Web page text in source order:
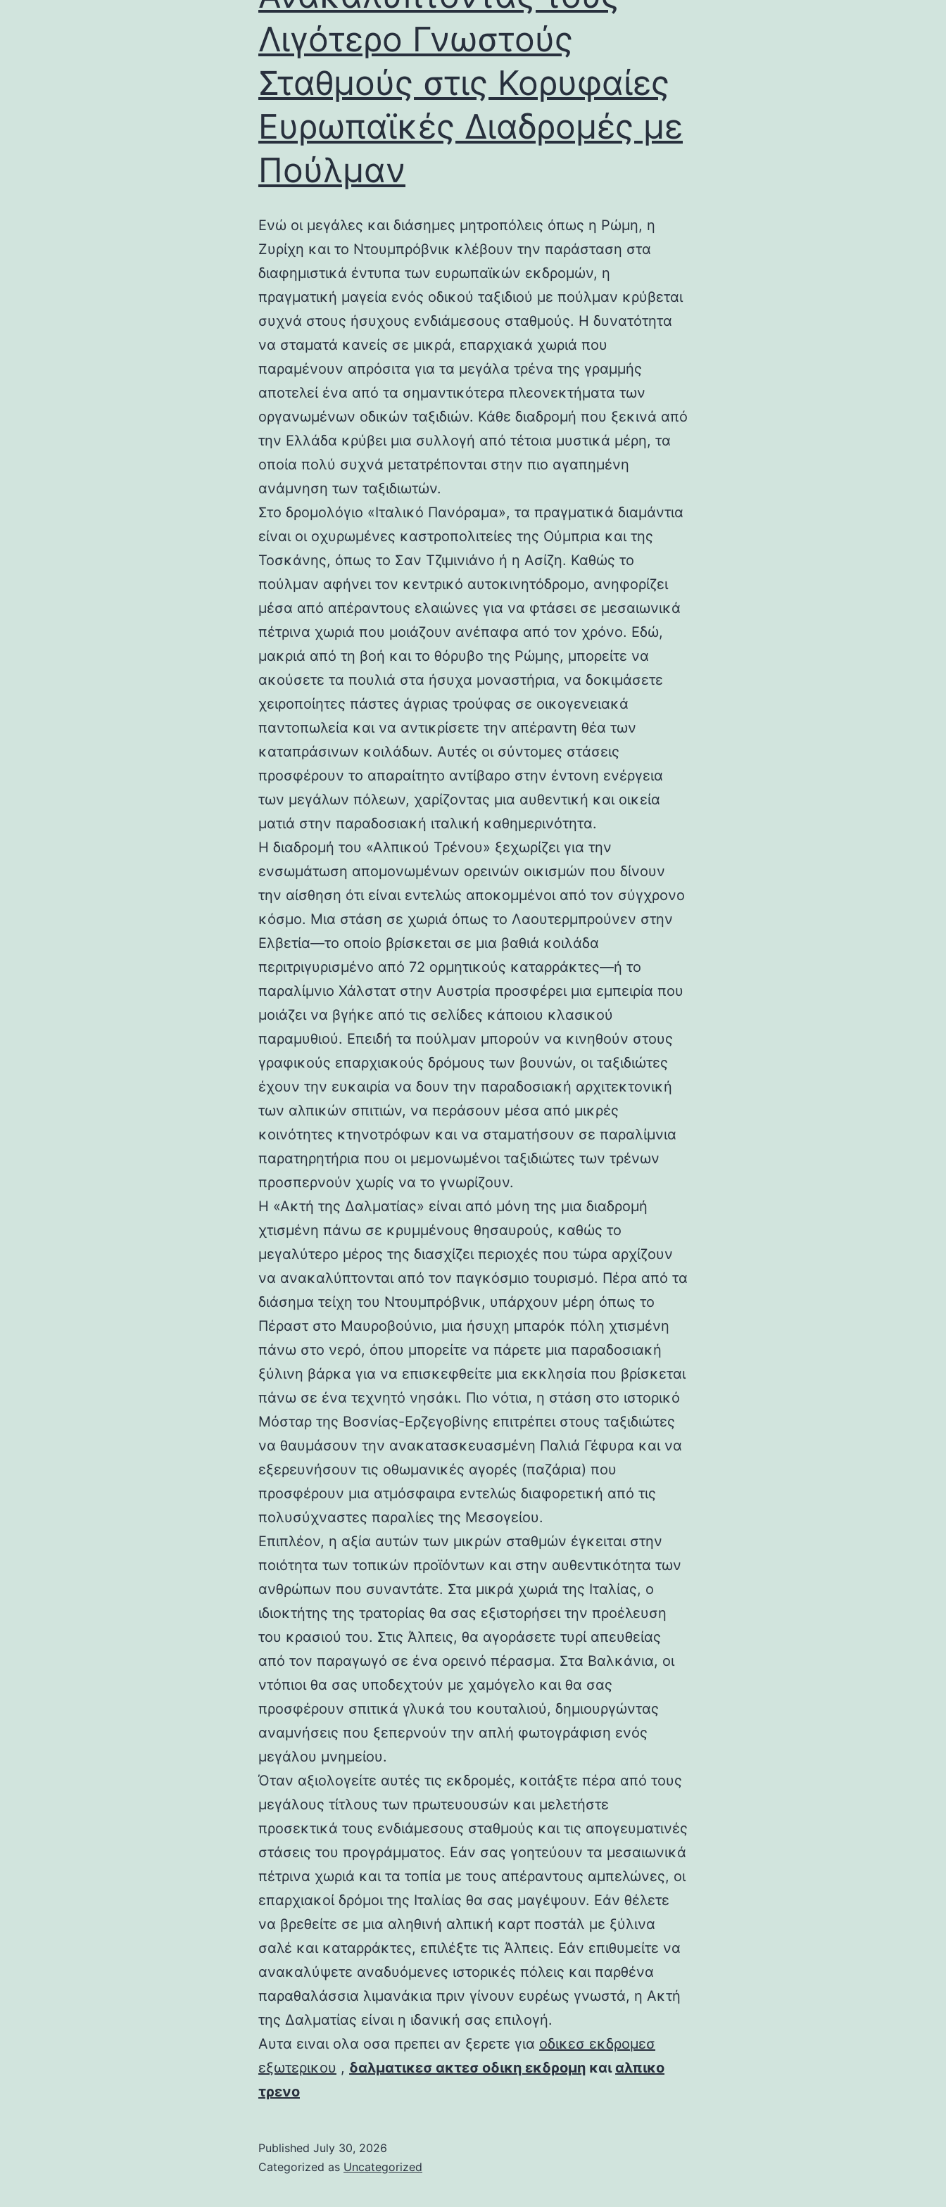
Λιγότερο Γνωστούς
Σταθμούς στις Κορυφαίες
Ευρωπαϊκές Διαδρομές με
Πούλμαν
Ενώ οι μεγάλες και διάσημες μητροπόλεις όπως η Ρώμη, η
Ζυρίχη και το Ντουμπρόβνικ κλέβουν την παράσταση στα
διαφημιστικά έντυπα των ευρωπαϊκών εκδρομών, η
πραγματική μαγεία ενός οδικού ταξιδιού με πούλμαν κρύβεται
συχνά στους ήσυχους ενδιάμεσους σταθμούς. Η δυνατότητα
να σταματά κανείς σε μικρά, επαρχιακά χωριά που
παραμένουν απρόσιτα για τα μεγάλα τρένα της γραμμής
αποτελεί ένα από τα σημαντικότερα πλεονεκτήματα των
οργανωμένων οδικών ταξιδιών. Κάθε διαδρομή που ξεκινά από
την Ελλάδα κρύβει μια συλλογή από τέτοια μυστικά μέρη, τα
οποία πολύ συχνά μετατρέπονται στην πιο αγαπημένη
ανάμνηση των ταξιδιωτών.
Στο δρομολόγιο «Ιταλικό Πανόραμα», τα πραγματικά διαμάντια
είναι οι οχυρωμένες καστροπολιτείες της Ούμπρια και της
Τοσκάνης, όπως το Σαν Τζιμινιάνο ή η Ασίζη. Καθώς το
πούλμαν αφήνει τον κεντρικό αυτοκινητόδρομο, ανηφορίζει
μέσα από απέραντους ελαιώνες για να φτάσει σε μεσαιωνικά
πέτρινα χωριά που μοιάζουν ανέπαφα από τον χρόνο. Εδώ,
μακριά από τη βοή και το θόρυβο της Ρώμης, μπορείτε να
ακούσετε τα πουλιά στα ήσυχα μοναστήρια, να δοκιμάσετε
χειροποίητες πάστες άγριας τρούφας σε οικογενειακά
παντοπωλεία και να αντικρίσετε την απέραντη θέα των
καταπράσινων κοιλάδων. Αυτές οι σύντομες στάσεις
προσφέρουν το απαραίτητο αντίβαρο στην έντονη ενέργεια
των μεγάλων πόλεων, χαρίζοντας μια αυθεντική και οικεία
ματιά στην παραδοσιακή ιταλική καθημερινότητα.
Η διαδρομή του «Αλπικού Τρένου» ξεχωρίζει για την
ενσωμάτωση απομονωμένων ορεινών οικισμών που δίνουν
την αίσθηση ότι είναι εντελώς αποκομμένοι από τον σύγχρονο
κόσμο. Μια στάση σε χωριά όπως το Λαουτερμπρούνεν στην
Ελβετία—το οποίο βρίσκεται σε μια βαθιά κοιλάδα
περιτριγυρισμένο από 72 ορμητικούς καταρράκτες—ή το
παραλίμνιο Χάλστατ στην Αυστρία προσφέρει μια εμπειρία που
μοιάζει να βγήκε από τις σελίδες κάποιου κλασικού
παραμυθιού. Επειδή τα πούλμαν μπορούν να κινηθούν στους
γραφικούς επαρχιακούς δρόμους των βουνών, οι ταξιδιώτες
έχουν την ευκαιρία να δουν την παραδοσιακή αρχιτεκτονική
των αλπικών σπιτιών, να περάσουν μέσα από μικρές
κοινότητες κτηνοτρόφων και να σταματήσουν σε παραλίμνια
παρατηρητήρια που οι μεμονωμένοι ταξιδιώτες των τρένων
προσπερνούν χωρίς να το γνωρίζουν.
Η «Ακτή της Δαλματίας» είναι από μόνη της μια διαδρομή
χτισμένη πάνω σε κρυμμένους θησαυρούς, καθώς το
μεγαλύτερο μέρος της διασχίζει περιοχές που τώρα αρχίζουν
να ανακαλύπτονται από τον παγκόσμιο τουρισμό. Πέρα από τα
διάσημα τείχη του Ντουμπρόβνικ, υπάρχουν μέρη όπως το
Πέραστ στο Μαυροβούνιο, μια ήσυχη μπαρόκ πόλη χτισμένη
πάνω στο νερό, όπου μπορείτε να πάρετε μια παραδοσιακή
ξύλινη βάρκα για να επισκεφθείτε μια εκκλησία που βρίσκεται
πάνω σε ένα τεχνητό νησάκι. Πιο νότια, η στάση στο ιστορικό
Μόσταρ της Βοσνίας-Ερζεγοβίνης επιτρέπει στους ταξιδιώτες
να θαυμάσουν την ανακατασκευασμένη Παλιά Γέφυρα και να
εξερευνήσουν τις οθωμανικές αγορές (παζάρια) που
προσφέρουν μια ατμόσφαιρα εντελώς διαφορετική από τις
πολυσύχναστες παραλίες της Μεσογείου.
Επιπλέον, η αξία αυτών των μικρών σταθμών έγκειται στην
ποιότητα των τοπικών προϊόντων και στην αυθεντικότητα των
ανθρώπων που συναντάτε. Στα μικρά χωριά της Ιταλίας, ο
ιδιοκτήτης της τρατορίας θα σας εξιστορήσει την προέλευση
του κρασιού του. Στις Άλπεις, θα αγοράσετε τυρί απευθείας
από τον παραγωγό σε ένα ορεινό πέρασμα. Στα Βαλκάνια, οι
ντόπιοι θα σας υποδεχτούν με χαμόγελο και θα σας
προσφέρουν σπιτικά γλυκά του κουταλιού, δημιουργώντας
αναμνήσεις που ξεπερνούν την απλή φωτογράφιση ενός
μεγάλου μνημείου.
Όταν αξιολογείτε αυτές τις εκδρομές, κοιτάξτε πέρα από τους
μεγάλους τίτλους των πρωτευουσών και μελετήστε
προσεκτικά τους ενδιάμεσους σταθμούς και τις απογευματινές
στάσεις του προγράμματος. Εάν σας γοητεύουν τα μεσαιωνικά
πέτρινα χωριά και τα τοπία με τους απέραντους αμπελώνες, οι
επαρχιακοί δρόμοι της Ιταλίας θα σας μαγέψουν. Εάν θέλετε
να βρεθείτε σε μια αληθινή αλπική καρτ ποστάλ με ξύλινα
σαλέ και καταρράκτες, επιλέξτε τις Άλπεις. Εάν επιθυμείτε να
ανακαλύψετε αναδυόμενες ιστορικές πόλεις και παρθένα
παραθαλάσσια λιμανάκια πριν γίνουν ευρέως γνωστά, η Ακτή
της Δαλματίας είναι η ιδανική σας επιλογή.
Αυτα ειναι ολα οσα πρεπει αν ξερετε για οδικεσ εκδρομεσ
εξωτερικου , δαλματικεσ ακτεσ οδικη εκδρομη καιαλπικο
τρενο
Published July 30, 2026
Categorized as Uncategorized